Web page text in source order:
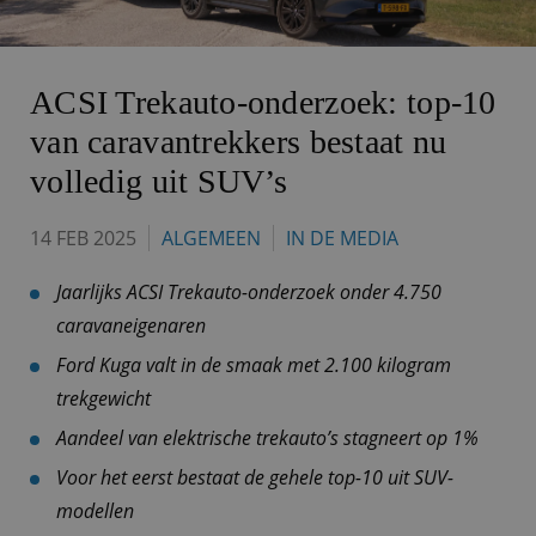
VOOR CAMPINGSKAMPEERNIEUWS
ACSI WEBSHOP
WERKEN BIJ ACSI
CONTACT
ACSI Trekauto-onderzoek: top-10
van caravantrekkers bestaat nu
volledig uit SUV’s
14 FEB 2025 ALGEMEEN IN DE MEDIA
Jaarlijks ACSI Trekauto-onderzoek onder 4.750
caravaneigenaren
Ford Kuga valt in de smaak met 2.100 kilogram
trekgewicht
Aandeel van elektrische trekauto’s stagneert op 1%
Voor het eerst bestaat de gehele top-10 uit SUV-
modellen